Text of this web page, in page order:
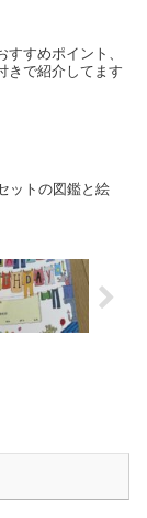
すめポイント、
きで紹介してます
ットの図鑑と絵